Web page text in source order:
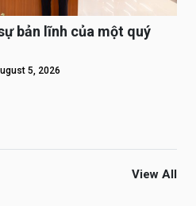
bản lĩnh của một quý
5, 2026
View All